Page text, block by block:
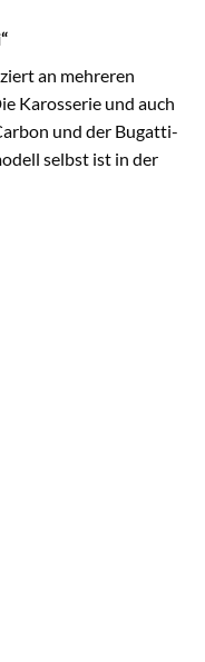
an mehreren
Karosserie und auch
und der Bugatti-
selbst ist in der